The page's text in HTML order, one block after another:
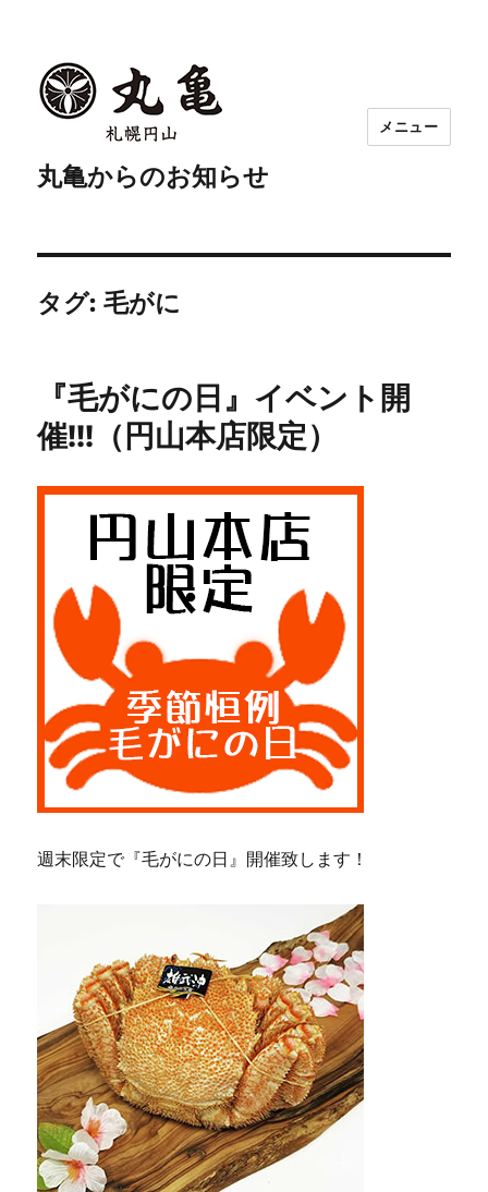
丸亀からのお知らせ
メニュー
タグ:毛がに
『毛がにの日』イベント開
催!!!（円山本店限定）
週末限定で『毛がにの日』開催致します！